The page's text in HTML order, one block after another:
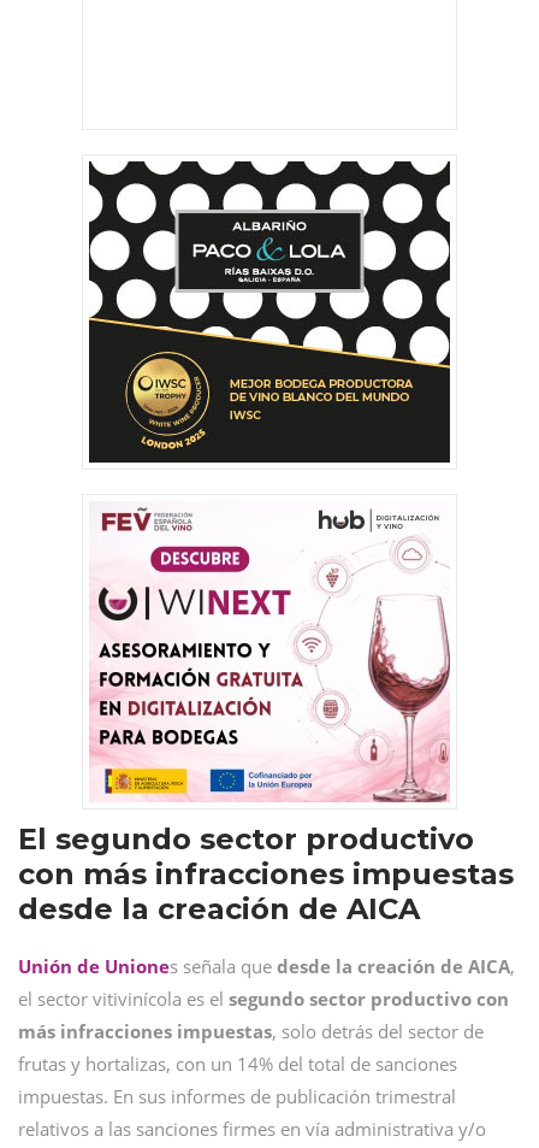
El segundo sector productivo
con más infracciones impuestas
desde la creación de AICA
Unión de Uniones señala que desde la creación de AICA,
el sector vitivinícola es el segundo sector productivo con
más infracciones impuestas, solo detrás del sector de
frutas y hortalizas, con un 14% del total de sanciones
impuestas. En sus informes de publicación trimestral
relativos a las sanciones firmes en vía administrativa y/o